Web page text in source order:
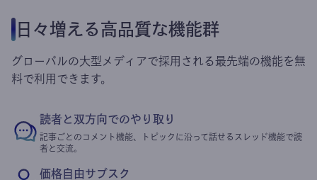
日々増える高品質な機能群
グローバルの大型メディアで採用される最先端の機能を無
料で利用できます。
読者と双方向でのやり取り
記事ごとのコメント機能、トピックに沿って話せるスレッド機能で読
者と交流。
価格自由サブスク